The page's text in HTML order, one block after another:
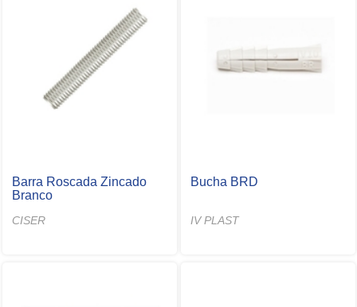
Barra Roscada Zincado
Branco
CISER
Bucha BRD
IV PLAST